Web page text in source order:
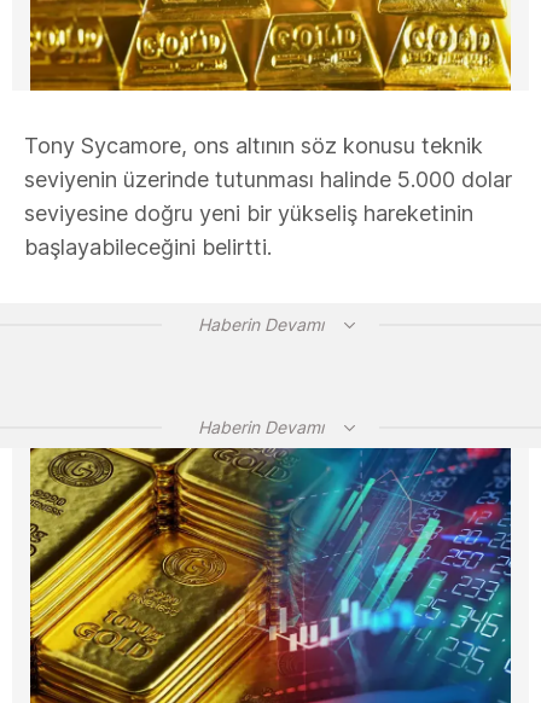
Tony Sycamore, ons altının söz konusu teknik
seviyenin üzerinde tutunması halinde 5.000 dolar
seviyesine doğru yeni bir yükseliş hareketinin
başlayabileceğini belirtti.
Haberin Devamı
Haberin Devamı